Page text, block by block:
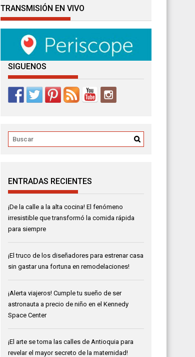
TRANSMISIÓN EN VIVO
SIGUENOS
ENTRADAS RECIENTES
¡De la calle a la alta cocina! El fenómeno
irresistible que transformó la comida rápida
para siempre
¡El truco de los diseñadores para estrenar casa
sin gastar una fortuna en remodelaciones!
¡Alerta viajeros! Cumple tu sueño de ser
astronauta a precio de niño en el Kennedy
Space Center
¡El arte se toma las calles de Antioquia para
revelar el mayor secreto de la maternidad!